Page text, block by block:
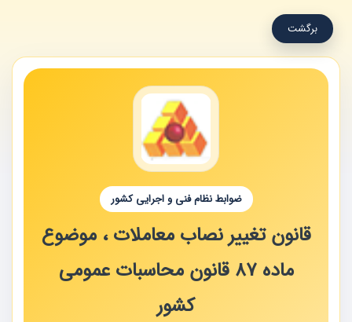
برگشت
ضوابط نظام فنی و اجرایی کشور
قانون تغییر نصاب معاملات ، موضوع
ماده 87 قانون محاسبات عمومی
کشور